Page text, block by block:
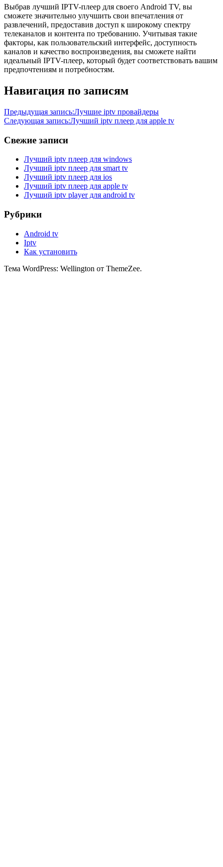
Выбрав лучший IPTV-плеер для своего Android TV, вы
сможете значительно улучшить свои впечатления от
развлечений, предоставив доступ к широкому спектру
телеканалов и контента по требованию. Учитывая такие
факторы, как пользовательский интерфейс, доступность
каналов и качество воспроизведения, вы сможете найти
идеальный IPTV-плеер, который будет соответствовать вашим
предпочтениям и потребностям.
Android
tv
Навигация по записям
Предыдущая запись:Лучшие iptv провайдеры
Следующая запись:Лучший iptv плеер для apple tv
Свежие записи
Лучший iptv плеер для windows
Лучший iptv плеер для smart tv
Лучший iptv плеер для ios
Лучший iptv плеер для apple tv
Лучший iptv player для android tv
Рубрики
Android tv
Iptv
Как установить
Тема WordPress: Wellington от ThemeZee.